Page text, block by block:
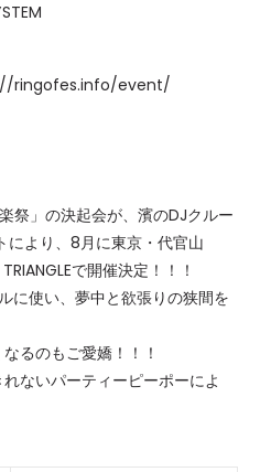
ringofes.info/event/
祭」の決起会が、濱のDJクルー
により、8月に東京・代官山
で開催決定！！！
に使い、夢中と欲張りの狭間を
るのもご愛嬌！！！
ないパーティーピーポーによ